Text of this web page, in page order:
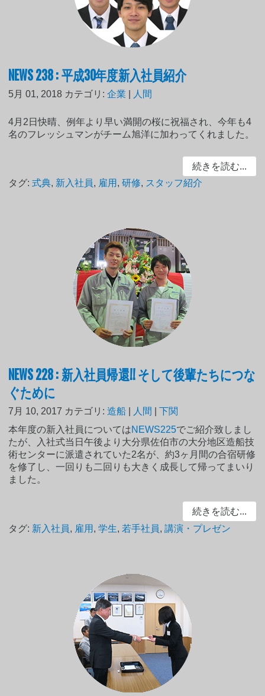
NEWS 238 : 平成30年度新入社員紹介
5月 01, 2018 カテゴリ:企業 人間
4月2日快晴、例年より早い満開の桜に祝福され、今年も4
名のフレッシュマンがチーム旭洋に加わってくれました。
続きを読む...
タグ:式典, 新入社員, 雇用 ,研修, スタッフ紹介
NEWS 228 : 新入社員帰還!! そして後輩たちにつな
ぐために
7月 10, 2017 カテゴリ:造船 人間 |下関
本年度の新入社員についてはNEWS225でご紹介致しまし
たが、入社式当日午後より大分県佐伯市の大分地区造船技
術センターに派遣されていた2名が、約3ヶ月間の合宿研修
を修了し、一回りも二回りも大きく成長して帰ってまいり
ました。
続きを読む...
タグ: 新入社員, 雇用 ,学生, 若手社員,講演・プレゼン